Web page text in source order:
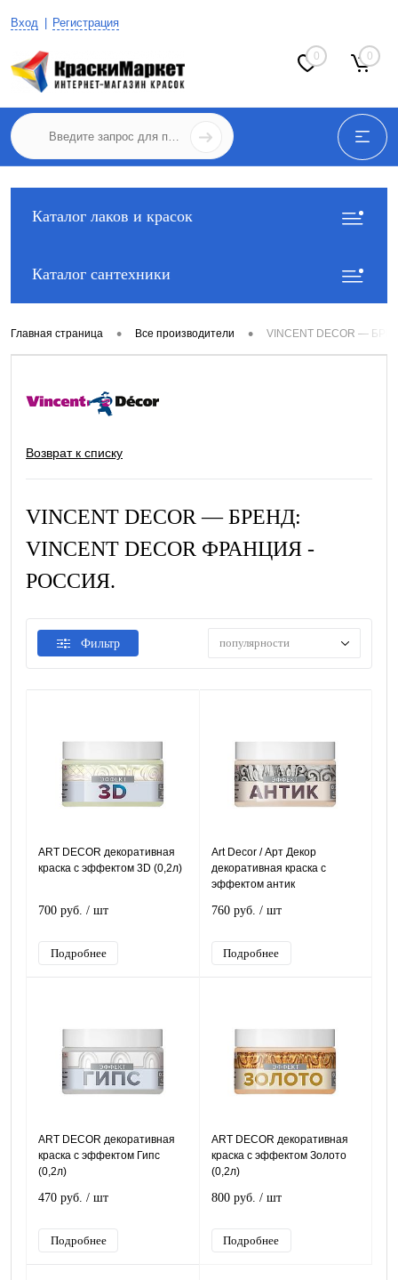
Вход Регистрация
0 0
Каталог лаков и красок
Каталог сантехники
Главная страница • Все производители • VINCENT DECOR —
Возврат к списку
VINCENT DECOR — БРЕНД:
VINCENT DECOR ФРАНЦИЯ -
РОССИЯ.
Фильтр популярности
ART DЕCOR декоративная
краска с эффектом 3D (0,2л)
700 руб. / шт
Подробнее
Art Decor / Арт Декор
декоративная краска с
эффектом антик
760 руб. / шт
Подробнее
ART DЕCOR декоративная
краска с эффектом Гипс
(0,2л)
470 руб. / шт
Подробнее
ART DЕCOR декоративная
краска с эффектом Золото
(0,2л)
800 руб. / шт
Подробнее